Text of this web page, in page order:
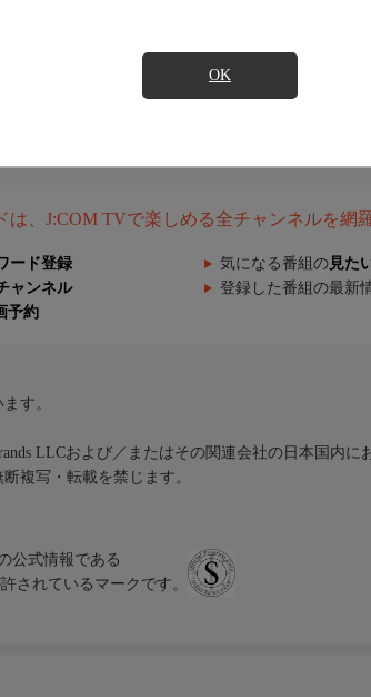
OK
は、J:COM TVで楽しめる全チャンネルを網
ード登録 気になる番組の 見た
ャンネル 登録した番組の最新
予約
す。
LLCおよび／またはその関連会社の日本国内に
複写・転載を禁じます。
公式情報である
されているマークです。